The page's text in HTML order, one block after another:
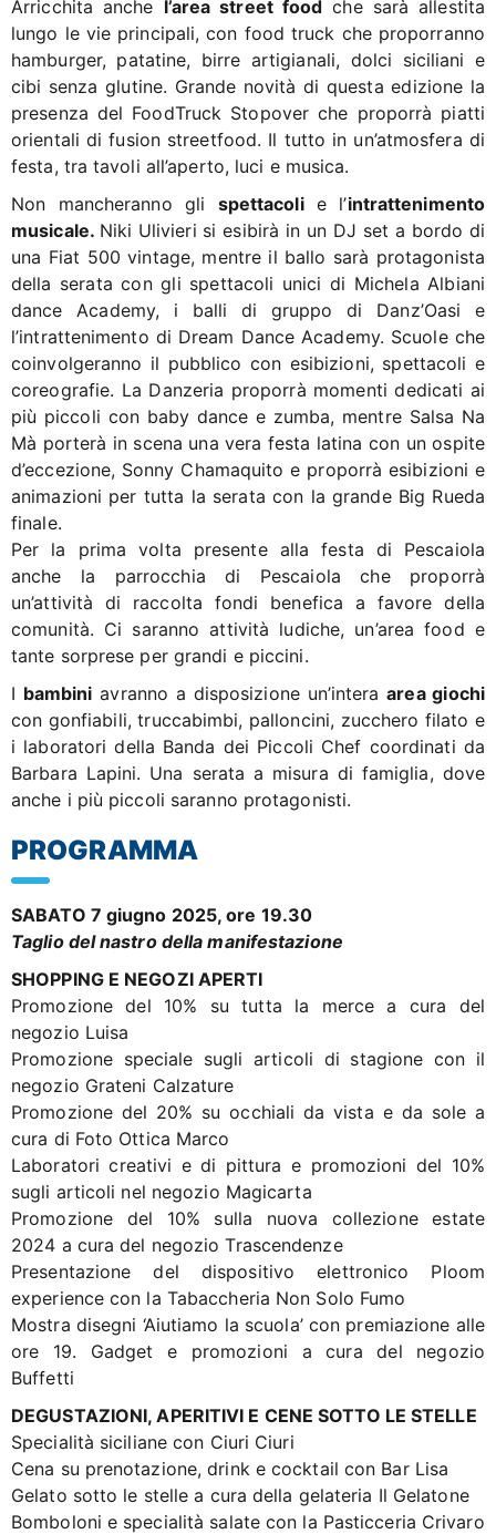
Arricchita anche l’area street food che sarà allestita
lungo le vie principali, con food truck che proporranno
hamburger, patatine, birre artigianali, dolci siciliani e
cibi senza glutine. Grande novità di questa edizione la
presenza del FoodTruck Stopover che proporrà piatti
orientali di fusion streetfood. Il tutto in un’atmosfera di
festa, tra tavoli all’aperto, luci e musica.
Non mancheranno gli spettacolie l’intrattenimento
musicale. Niki Ulivieri si esibirà in un DJ set a bordo di
una Fiat 500 vintage, mentre il ballo sarà protagonista
della serata con gli spettacoli unici di Michela Albiani
dance Academy, i balli di gruppo di Danz’Oasi e
l’intrattenimento di Dream Dance Academy. Scuole che
coinvolgeranno il pubblico con esibizioni, spettacoli e
coreografie. La Danzeria proporrà momenti dedicati ai
più piccoli con baby dance e zumba, mentre Salsa Na
Mà porterà in scena una vera festa latina con un ospite
d’eccezione, Sonny Chamaquito e proporrà esibizioni e
animazioni per tutta la serata con la grande Big Rueda
finale.
Per la prima volta presente alla festa di Pescaiola
anche la parrocchia di Pescaiola che proporrà
un’attività di raccolta fondi benefica a favore della
comunità. Ci saranno attività ludiche, un’area food e
tante sorprese per grandi e piccini.
I bambini avranno a disposizione un’interaarea giochi
con gonfiabili, truccabimbi, palloncini, zucchero filato e
i laboratori della Banda dei Piccoli Chef coordinati da
Barbara Lapini. Una serata a misura di famiglia, dove
anche i più piccoli saranno protagonisti.
PROGRAMMA
SABATO 7 giugno 2025, ore 19.30
Taglio del nastro della manifestazione
SHOPPING E NEGOZI APERTI
Promozione del 10% su tutta la merce a cura del
negozio Luisa
Promozione speciale sugli articoli di stagione con il
negozio Grateni Calzature
Promozione del 20% su occhiali da vista e da sole a
cura di Foto Ottica Marco
Laboratori creativi e di pittura e promozioni del 10%
sugli articoli nel negozio Magicarta
Promozione del 10% sulla nuova collezione estate
2024 a cura del negozio Trascendenze
Presentazione del dispositivo elettronico Ploom
experience con la Tabaccheria Non Solo Fumo
Mostra disegni ‘Aiutiamo la scuola’ con premiazione alle
ore 19. Gadget e promozioni a cura del negozio
Buffetti
DEGUSTAZIONI, APERITIVI E CENE SOTTO LE STELLE
Specialità siciliane con Ciuri Ciuri
Cena su prenotazione, drink e cocktail con Bar Lisa
Gelato sotto le stelle a cura della gelateria Il Gelatone
Bomboloni e specialità salate con la Pasticceria Crivaro